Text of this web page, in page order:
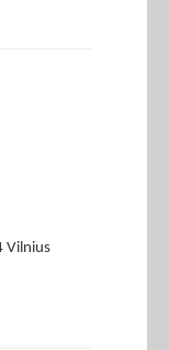
Vilnius